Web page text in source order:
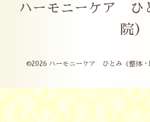
ハーモニーケア ひ
院）
©2026 ハーモニーケア ひとみ（整体・